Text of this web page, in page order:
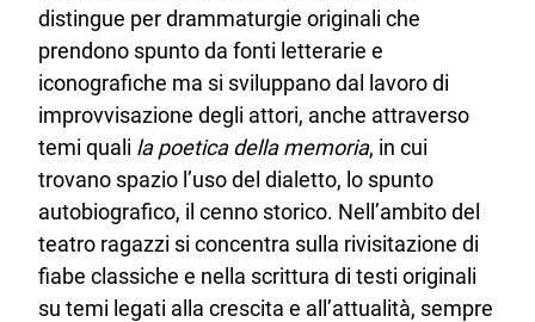
distingue per drammaturgie originali che
prendono spunto da fonti letterarie e
iconografiche ma si sviluppano dal lavoro di
improvvisazione degli attori, anche attraverso
temi quali la poetica della memoria, in cui
trovano spazio l’uso del dialetto, lo spunto
autobiografico, il cenno storico. Nell’ambito del
teatro ragazzi si concentra sulla rivisitazione di
fiabe classiche e nella scrittura di testi originali
su temi legati alla crescita e all’attualità, sempre